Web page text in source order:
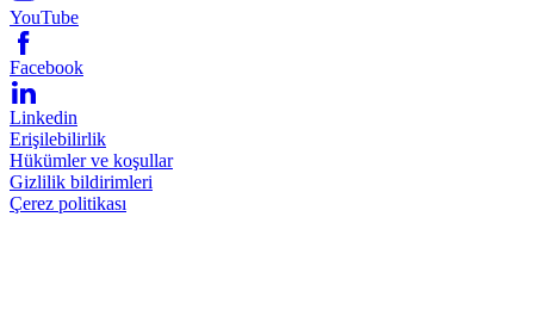
YouTube
Facebook
Linkedin
Erişilebilirlik
Hükümler ve koşullar
Gizlilik bildirimleri
Çerez politikası